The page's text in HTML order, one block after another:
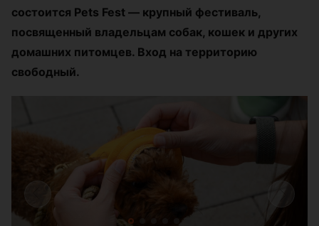
состоится Pets Fest — крупный фестиваль,
посвященный владельцам собак, кошек и других
домашних питомцев. Вход на территорию
свободный.